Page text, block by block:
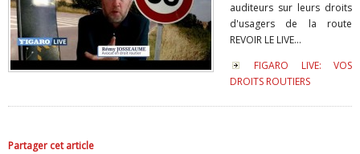
auditeurs sur leurs droits
d'usagers de la route
REVOIR LE LIVE...
FIGARO LIVE: VOS
DROITS ROUTIERS
Partager cet article